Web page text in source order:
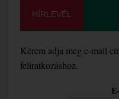
HÍRLEVÉL
Kérem adja meg e-mail
feliratkozáshoz.